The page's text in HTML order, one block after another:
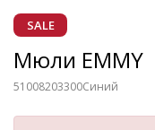
SALE
Мюли EMMY
51008203300Синий